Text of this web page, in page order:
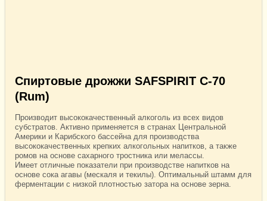
Спиртовые дрожжи SAFSPIRIT C-70
(Rum)
Производит высококачественный алкоголь из всех видов
субстратов. Активно применяется в странах Центральной
Америки и Карибского бассейна для производства
высококачественных крепких алкогольных напитков, а также
ромов на основе сахарного тростника или мелассы.
Имеет отличные показатели при производстве напитков на
основе сока агавы (мескаля и текилы). Оптимальный штамм для
ферментации с низкой плотностью затора на основе зерна.